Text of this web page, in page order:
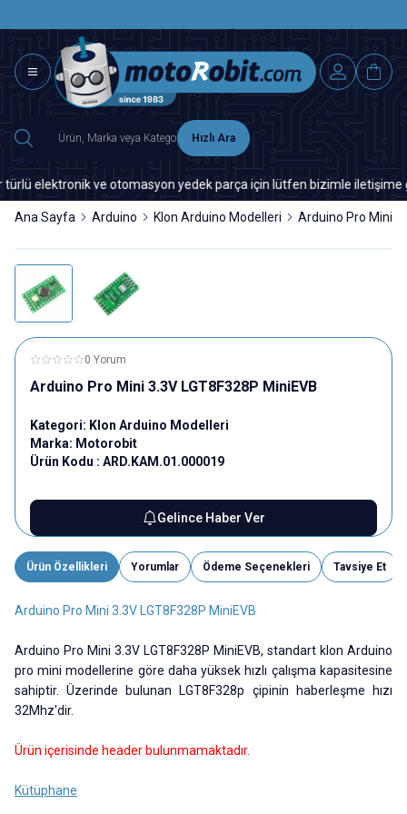
Hızlı Ara
elektronik ve otomasyon yedek parça için lütfen bizimle iletişime
Ana Sayfa Arduino Klon Arduino Modelleri Arduino Pro Mini
0 Yorum
Arduino Pro Mini 3.3V LGT8F328P MiniEVB
Kategori: Klon Arduino Modelleri
Marka: Motorobit
Ürün Kodu : ARD.KAM.01.000019
Gelince Haber Ver
Ürün Özellikleri Yorumlar Ödeme Seçenekleri Tavsiye Et
Arduino Pro Mini 3.3V LGT8F328P MiniEVB
Arduino Pro Mini 3.3V LGT8F328P MiniEVB, standart klon Arduino
pro mini modellerine göre daha yüksek hızlı çalışma kapasitesine
sahiptir. Üzerinde bulunan LGT8F328p çipinin haberleşme hızı
32Mhz'dir.
Ürün içerisinde header bulunmamaktadır.
Kütüphane